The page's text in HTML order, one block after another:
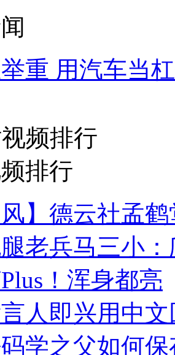
重 用汽车当
频排行
排行
风】德云社孟
老兵马三小
！浑身都亮
人即兴用中
学之父如何